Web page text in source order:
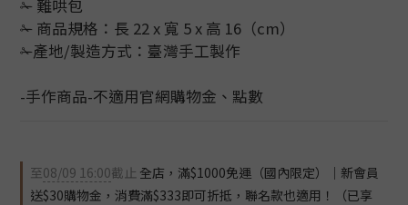
✁ 難哄包
✁ 商品規格：長 22 x 寬 5 x 高 16（cm）
✁產地/製造方式：臺灣手工製作
-手作商品-不適用官網購物金、點數
至08/09 16:00截止 全店，滿$1000免運（國內限定）｜新會員
送$30購物金，消費滿$333即可折抵，聯名款也適用！（已享